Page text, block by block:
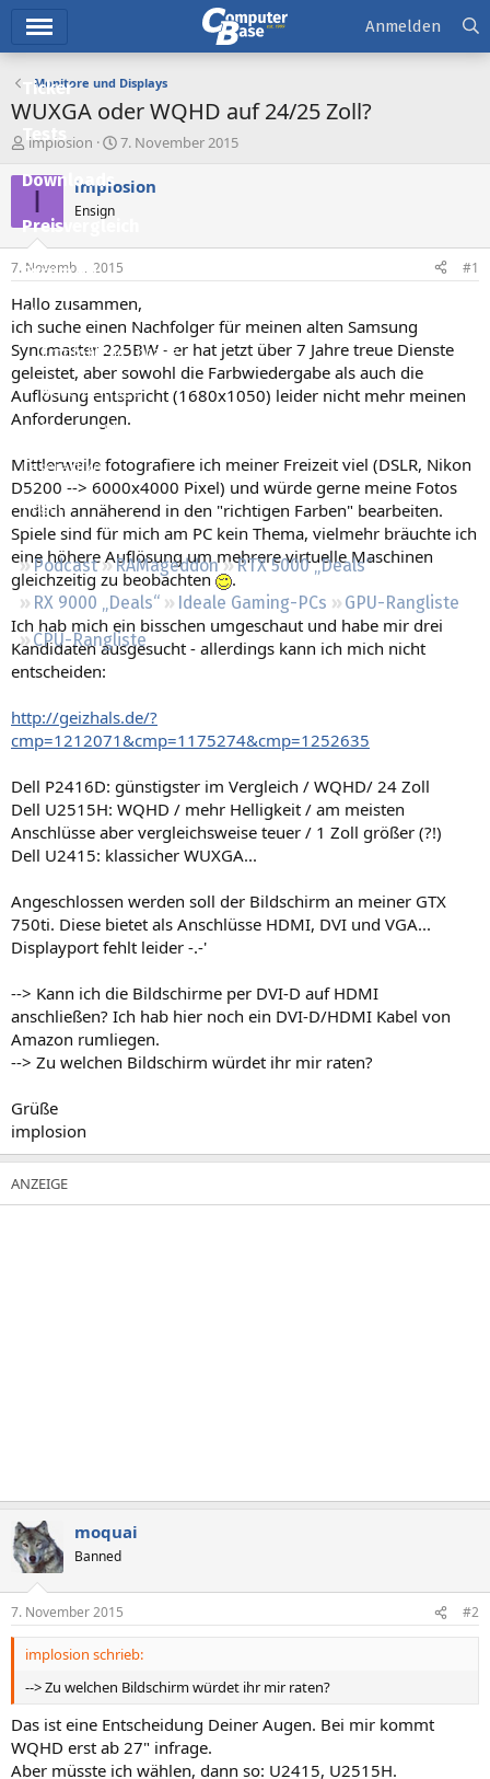
Ticker
Tests
Downloads
Preisvergleich
Forum
Aktuelles
Empfohlene Inhalte
Neue Beiträge
Neueste Aktivitäten
Leserartikel
Regeln
Podcast RAMageddon
RTX 5000 „Deals“
RX 9000 „Deals“
Ideale Gaming-PCs
GPU-Rangliste
CPU-Rangliste
Anmelden
Monitore und Displays
WUXGA oder WQHD auf 24/25 Zoll?
E
s
e
l
e
r
implosion
E
s
l
t
a
7. November 2015
I implosion
Ensign
7. November 2015 #1
Hallo zusammen,
ich suche einen Nachfolger für meinen alten Samsung
Syncmaster 225BW - er hat jetzt über 7 Jahre treue Dienste
geleistet, aber sowohl die Farbwiedergabe als auch die
Auflösung entspricht (1680x1050) leider nicht mehr meinen
Anforderungen.
Mittlerweile fotografiere ich meiner Freizeit viel (DSLR, Nikon
D5200 --> 6000x4000 Pixel) und würde gerne meine Fotos
endlich annäherend in den "richtigen Farben" bearbeiten.
Spiele sind für mich am PC kein Thema, vielmehr bräuchte ich
eine höhere Auflösung um mehrere virtuelle Maschinen
gleichzeitig zu beobachten
.
Ich hab mich ein bisschen umgeschaut und habe mir drei
Kandidaten ausgesucht - allerdings kann ich mich nicht
entscheiden:
http://geizhals.de/?
cmp=1212071&cmp=1175274&cmp=1252635
Dell P2416D: günstigster im Vergleich / WQHD/ 24 Zoll
Dell U2515H: WQHD / mehr Helligkeit / am meisten
Anschlüsse aber vergleichsweise teuer / 1 Zoll größer (?!)
Dell U2415: klassicher WUXGA...
Angeschlossen werden soll der Bildschirm an meiner GTX
750ti. Diese bietet als Anschlüsse HDMI, DVI und VGA...
Displayport fehlt leider -.-'
--> Kann ich die Bildschirme per DVI-D auf HDMI
anschließen? Ich hab hier noch ein DVI-D/HDMI Kabel von
Amazon rumliegen.
--> Zu welchen Bildschirm würdet ihr mir raten?
Grüße
implosion
moquai
Banned
7. November 2015 #2
implosion schrieb:
--> Zu welchen Bildschirm würdet ihr mir raten?
Das ist eine Entscheidung Deiner Augen. Bei mir kommt
WQHD erst ab 27" infrage.
Aber müsste ich wählen, dann so: U2415, U2515H.